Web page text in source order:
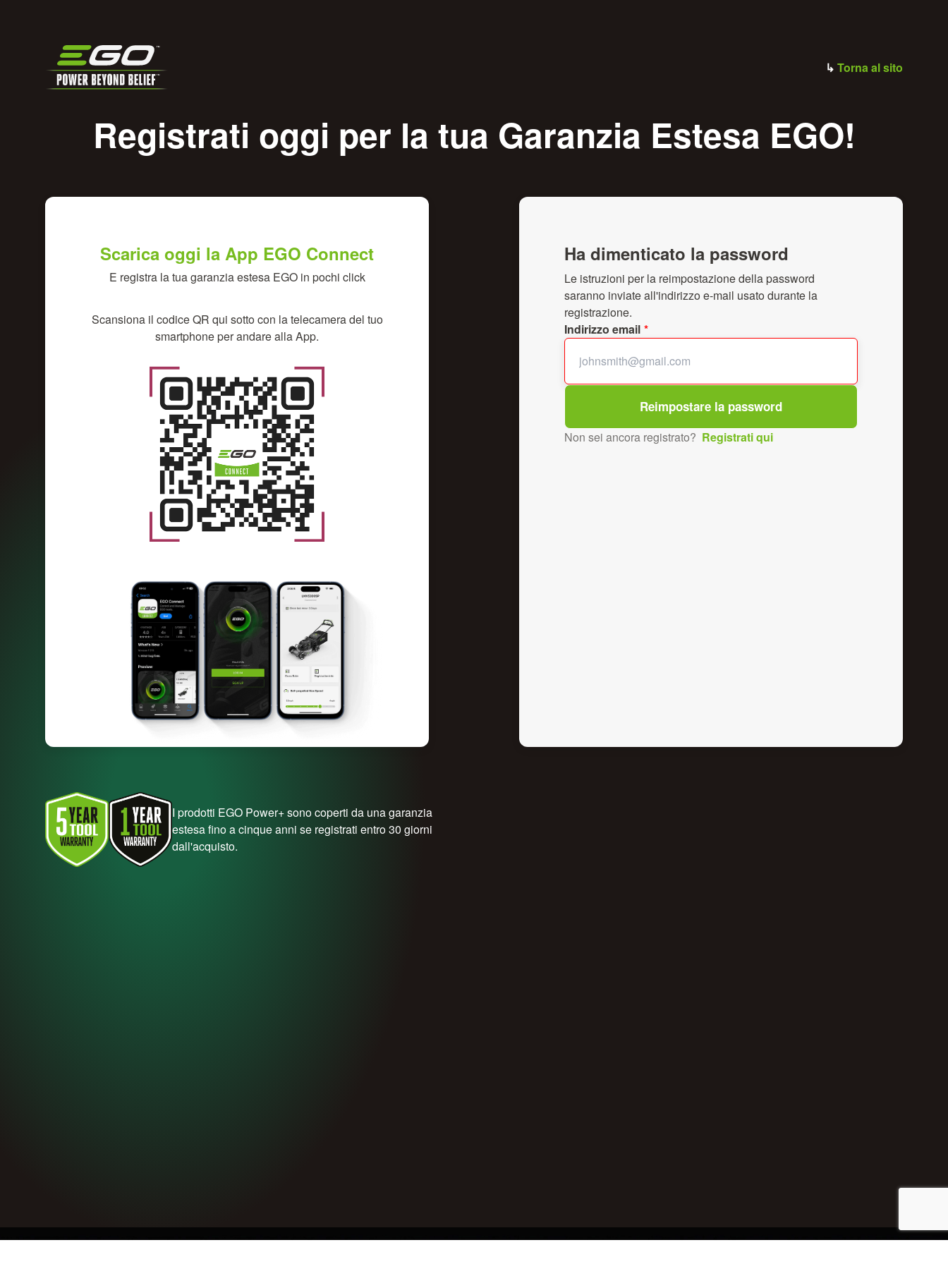
↳ Torna al sito
Registrati oggi per la tua Garanzia Estesa EGO!
Scarica oggi la App EGO Connect
E registra la tua garanzia estesa EGO in pochi click
Scansiona il codice QR qui sotto con la telecamera del tuo
smartphone per andare alla App.
Ha dimenticato la password
Le istruzioni per la reimpostazione della password
saranno inviate all'indirizzo e-mail usato durante la
registrazione.
Indirizzo email
Non sei ancora registrato? Registrati qui
I prodotti EGO Power+ sono coperti da una garanzia
estesa fino a cinque anni se registrati entro 30 giorni
dall'acquisto.